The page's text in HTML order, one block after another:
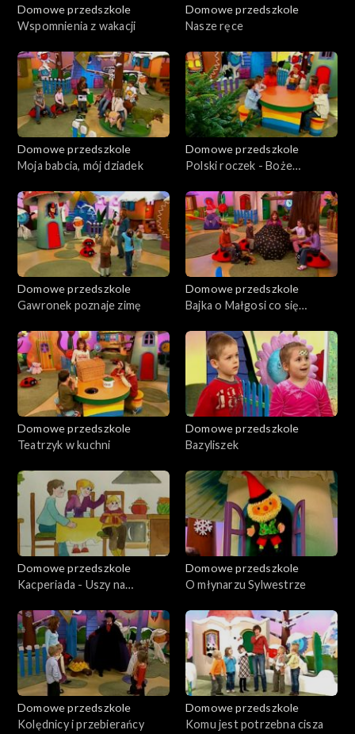
Domowe przedszkole
Wspomnienia z wakacji
Domowe przedszkole
Nasze ręce
Domowe przedszkole
Moja babcia, mój dziadek
Domowe przedszkole
Polski roczek - Boże
Domowe przedszkole
Gawronek poznaje zimę
Domowe przedszkole
Bajka o Małgosi co się
Domowe przedszkole
Teatrzyk w kuchni
Domowe przedszkole
Bazyliszek
Domowe przedszkole
Kacperiada - Uszy na
Domowe przedszkole
O młynarzu Sylwestrze
Domowe przedszkole
Kolędnicy i przebierańcy
Domowe przedszkole
Komu jest potrzebna cisza